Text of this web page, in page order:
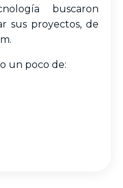
buscaron
sus proyectos, de
un poco de: